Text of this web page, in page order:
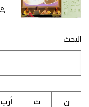
البحث
ن ث أرب